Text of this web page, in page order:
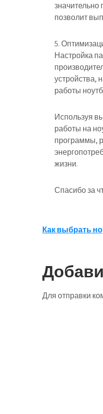
значительно
позволит
5.
Настройка
устройства,
работы
Используя
работы на
программы,
жизни.
Спасибо за
Как выбрать
Для отправки